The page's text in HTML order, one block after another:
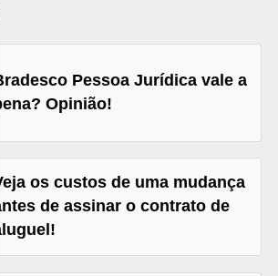
Pessoa Jurídica vale a
Opinião!
os custos de uma mudança
de assinar o contrato de